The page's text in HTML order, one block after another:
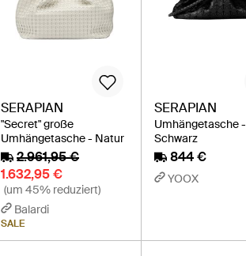
SERAPIAN
"Secret" große
Umhängetasche - Natur
2.961,95 €
1.632,95 €
(um 45% reduziert)
Balardi
SALE
SERAPIAN
Umhängetasche -
Schwarz
844 €
YOOX